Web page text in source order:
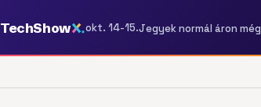
TechShow okt. 14-15.Jegyek normál áron még